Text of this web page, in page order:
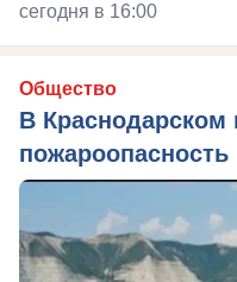
сегодня в 16:00
Общество
В Краснодарском